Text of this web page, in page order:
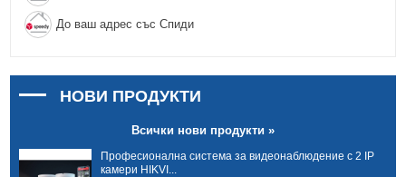
До ваш адрес със Спиди
НОВИ ПРОДУКТИ
Всички нови продукти »
Професионална система за видеонаблюдение с 2 IP
камери HIKVI...